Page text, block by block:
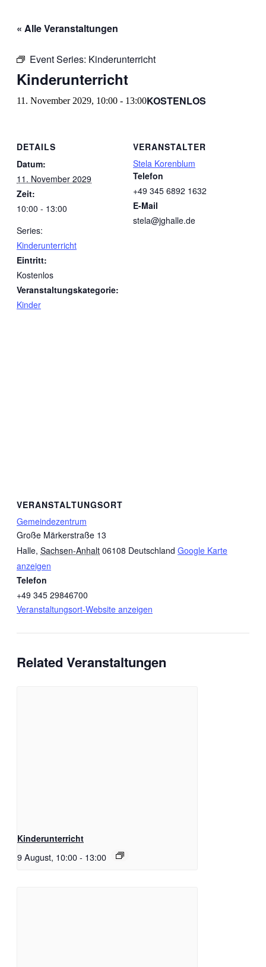
« Alle Veranstaltungen
Event Series: Kinderunterricht
Kinderunterricht
11. November 2029, 10:00 - 13:00KOSTENLOS
DETAILS
Datum:
11. November 2029
Zeit:
10:00 - 13:00
Series:
Kinderunterricht
Eintritt:
Kostenlos
Veranstaltungskategorie:
Kinder
VERANSTALTER
Stela Korenblum
Telefon
+49 345 6892 1632
E-Mail
stela@jghalle.de
VERANSTALTUNGSORT
Gemeindezentrum
Große Märkerstraße 13
Halle, Sachsen-Anhalt 06108 Deutschland Google Karte
anzeigen
Telefon
+49 345 29846700
Veranstaltungsort-Website anzeigen
Related Veranstaltungen
Kinderunterricht
9 August, 10:00- 13:00